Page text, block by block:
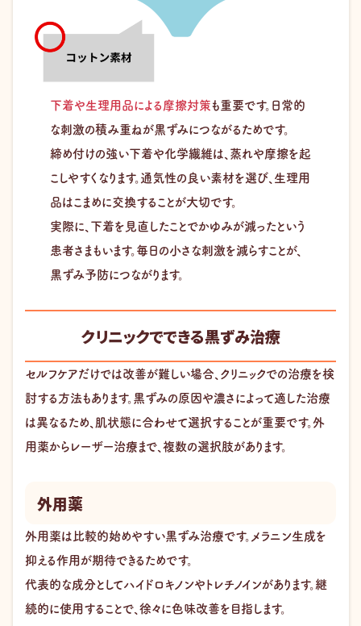
下着や生理用品による摩擦対策も重要です。日常的
な刺激の積み重ねが黒ずみにつながるためです。
締め付けの強い下着や化学繊維は、蒸れや摩擦を起
こしやすくなります。通気性の良い素材を選び、生理用
品はこまめに交換することが大切です。
実際に、下着を見直したことでかゆみが減ったという
患者さまもいます。毎日の小さな刺激を減らすことが、
黒ずみ予防につながります。
クリニックでできる黒ずみ治療
セルフケアだけでは改善が難しい場合、クリニックでの治療を検
討する方法もあります。黒ずみの原因や濃さによって適した治療
は異なるため、肌状態に合わせて選択することが重要です。外
用薬からレーザー治療まで、複数の選択肢があります。
外用薬
外用薬は比較的始めやすい黒ずみ治療です。メラニン生成を
抑える作用が期待できるためです。
代表的な成分としてハイドロキノンやトレチノインがあります。継
続的に使用することで、徐々に色味改善を目指します。